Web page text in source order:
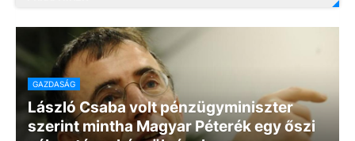
GAZDASÁG
László Csaba volt pénzügyminiszter
szerint mintha Magyar Péterék egy őszi